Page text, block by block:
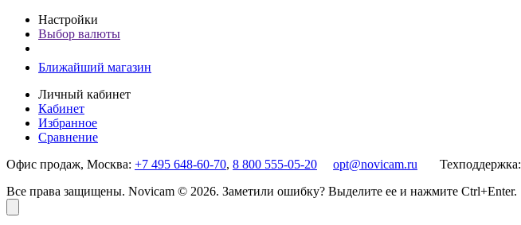
Настройки
Выбор валюты
Ближайший магазин
Личный кабинет
Кабинет
Избранное
Сравнение
Офис продаж, Москва: +7 495 648-60-70, 8 800 555-05-20 opt@novicam.ru Техподдержка:
Все права защищены. Novicam © 2026. Заметили ошибку? Выделите ее и нажмите Ctrl+Enter.